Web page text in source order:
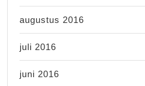
augustus 2016
juli 2016
juni 2016